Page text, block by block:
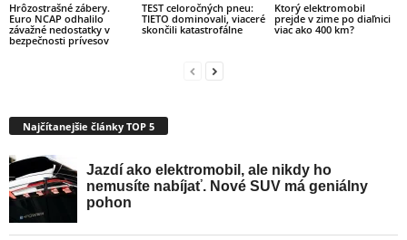
Hrôzostrašné zábery.
Euro NCAP odhalilo
závažné nedostatky v
bezpečnosti prívesov
TEST celoročných pneu:
TIETO dominovali, viaceré
skončili katastrofálne
Ktorý elektromobil
prejde v zime po diaľnici
viac ako 400 km?
Najčítanejšie články TOP 5